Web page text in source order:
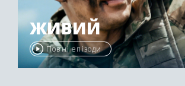
ЖИВИЙ
Повні епізоди